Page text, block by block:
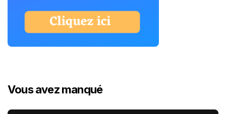
Vous avez manqué